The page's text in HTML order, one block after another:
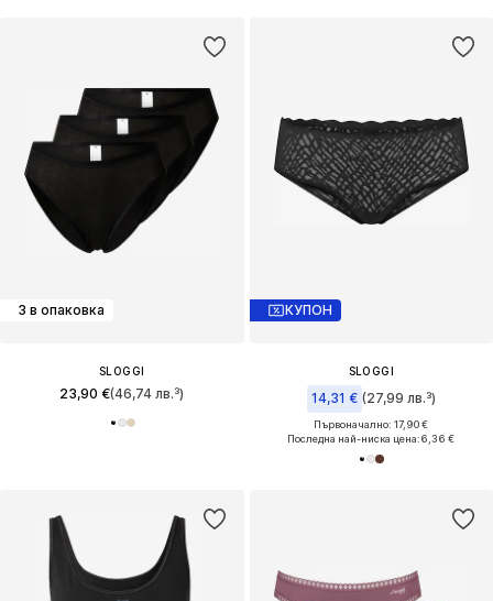
3 в опаковка
SLOGGI
23,90 €(46,74 лв.³)
КУПОН
SLOGGI
14,31 € (27,99 лв.³)
Първоначално: 17,90 €
Последна най-ниска цена:6,36 €